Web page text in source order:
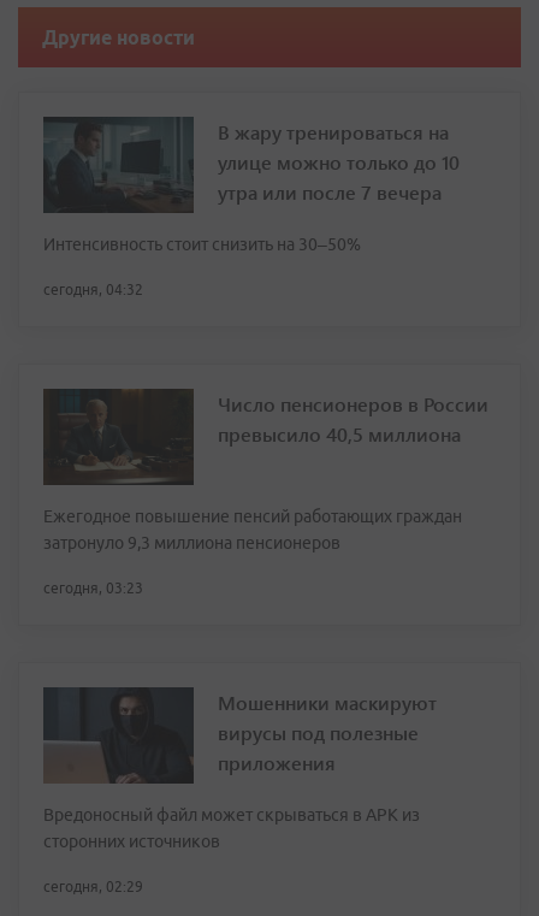
Другие новости
В жару тренироваться на
улице можно только до 10
утра или после 7 вечера
Интенсивность стоит снизить на 30–50%
сегодня, 04:32
Число пенсионеров в России
превысило 40,5 миллиона
Ежегодное повышение пенсий работающих граждан
затронуло 9,3 миллиона пенсионеров
сегодня, 03:23
Мошенники маскируют
вирусы под полезные
приложения
Вредоносный файл может скрываться в APK из
сторонних источников
сегодня, 02:29